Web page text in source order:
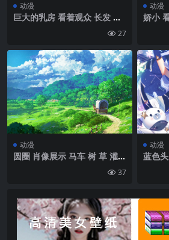
动漫
巨大的乳房 看着观众 长发 一
动漫女孩 胸部 ecchi 比基尼
角 Friedrich der Grosse Azu
r Lane|800×1422
27
动漫
娇小
艺术
衣 比
白色
动漫
圆圈 肖像展示 马车 树 草 灌木
阳光 马 风景 自然 户外 道路37
动漫
蓝色
脸红